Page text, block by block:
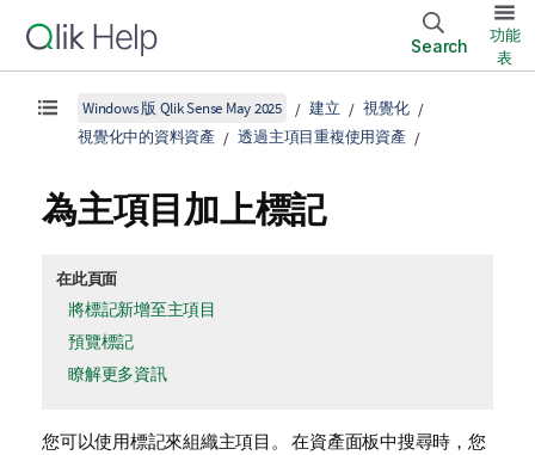
Search
功能
表
Windows 版 Qlik Sense May 2025 建立
視覺化
視覺化中的資料資產
透過主項目重複使用資產
為主項目加上標記
在此頁面
將標記新增至主項目
預覽標記
瞭解更多資訊
您可以使用標記來組織主項目。
在資產面板中搜尋時，您